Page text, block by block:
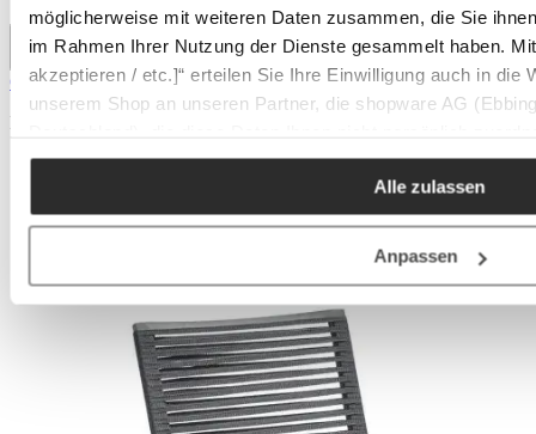
möglicherweise mit weiteren Daten zusammen, die Sie
im Rahmen Ihrer Nutzung der Dienste gesammelt haben.
akzeptieren / etc.]“ erteilen Sie Ihre Einwilligung auch in die
unserem Shop an unseren Partner, die shopware AG
Zwecken (z.B. Produktverbesserungen,
Alle zulassen
Anpassen
Ottomane MUSTERING FREILICHT
Prix régulier :